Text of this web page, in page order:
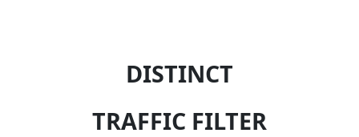
DISTINCT
TRAFFIC FILTER